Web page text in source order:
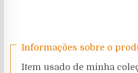
Informações sobre o
Item usado de minha